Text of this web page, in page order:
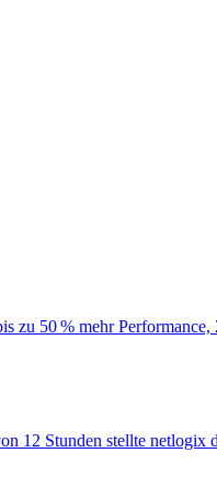
zu 50 % mehr
12 Stunden stellte